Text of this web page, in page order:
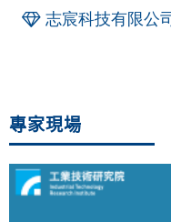
志宸科技有限公
專家現場